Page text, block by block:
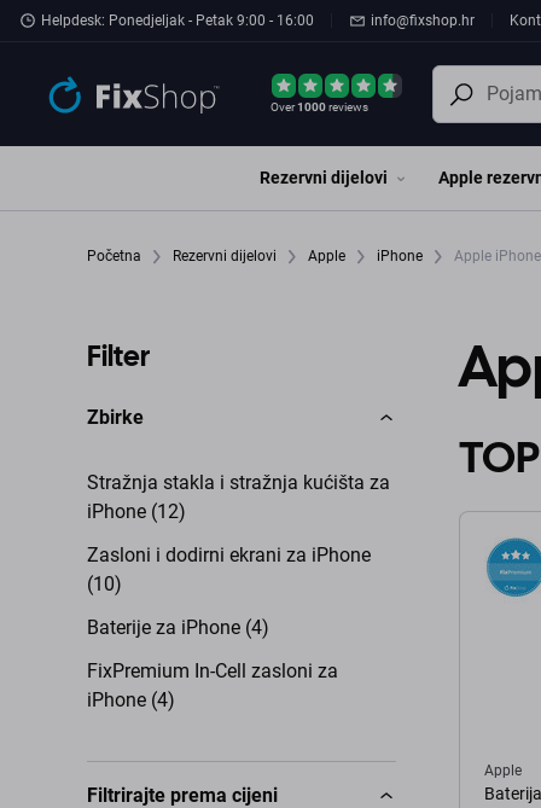
Preskočiť na hlavný obsah
Helpdesk: Ponedjeljak - Petak 9:00 - 16:00 info@fixshop.hr
Over1000reviews
Rezervni dijelovi Apple
Početna Rezervni dijelovi Apple iPhone Apple
Filter
Zbirke
Stražnja stakla i stražnja kućišta za
iPhone (12)
Zasloni i dodirni ekrani za iPhone
(10)
Baterije za iPhone (4)
FixPremium In-Cell zasloni za
iPhone (4)
Filtrirajte prema cijeni
Apple